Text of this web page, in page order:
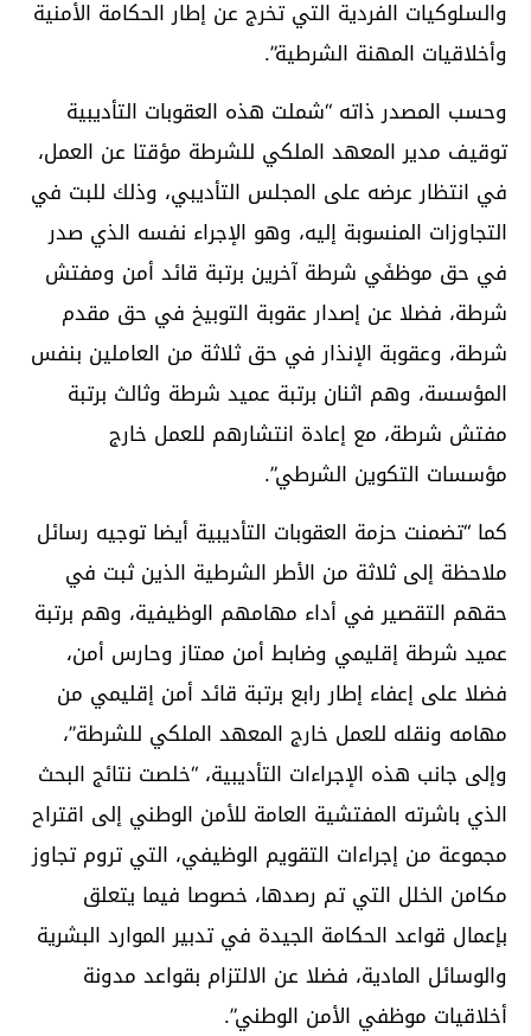
والسلوكيات الفردية التي تخرج عن إطار الحكامة الأمنية
وأخلاقيات المهنة الشرطية”.
وحسب المصدر ذاته “شملت هذه العقوبات التأديبية
توقيف مدير المعهد الملكي للشرطة مؤقتا عن العمل،
في انتظار عرضه على المجلس التأديبي، وذلك للبت في
التجاوزات المنسوبة إليه، وهو الإجراء نفسه الذي صدر
في حق موظفَي شرطة آخرين برتبة قائد أمن ومفتش
شرطة، فضلا عن إصدار عقوبة التوبيخ في حق مقدم
شرطة، وعقوبة الإنذار في حق ثلاثة من العاملين بنفس
المؤسسة، وهم اثنان برتبة عميد شرطة وثالث برتبة
مفتش شرطة، مع إعادة انتشارهم للعمل خارج
مؤسسات التكوين الشرطي”.
كما “تضمنت حزمة العقوبات التأديبية أيضا توجيه رسائل
ملاحظة إلى ثلاثة من الأطر الشرطية الذين ثبت في
حقهم التقصير في أداء مهامهم الوظيفية، وهم برتبة
عميد شرطة إقليمي وضابط أمن ممتاز وحارس أمن،
فضلا على إعفاء إطار رابع برتبة قائد أمن إقليمي من
مهامه ونقله للعمل خارج المعهد الملكي للشرطة”،
وإلى جانب هذه الإجراءات التأديبية، “خلصت نتائج البحث
الذي باشرته المفتشية العامة للأمن الوطني إلى اقتراح
مجموعة من إجراءات التقويم الوظيفي، التي تروم تجاوز
مكامن الخلل التي تم رصدها، خصوصا فيما يتعلق
بإعمال قواعد الحكامة الجيدة في تدبير الموارد البشرية
والوسائل المادية، فضلا عن الالتزام بقواعد مدونة
أخلاقيات موظفي الأمن الوطني”.